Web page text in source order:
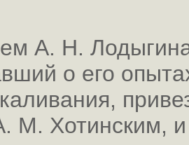
А. Н.
о его
М. Хотинским, и